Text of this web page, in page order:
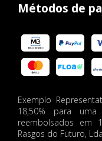
Métodos de
Exemplo
18,50% para
reembolsados em
Rasgos do Futuro,